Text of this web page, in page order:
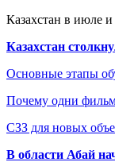
Казахстан в июле
Казахстан
Основные этапы
Почему одни
СЗЗ для новых
В области Абай